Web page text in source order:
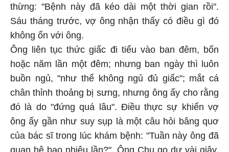
thừng: "Bệnh này đã kéo dài một thời gian rồi".
Sáu tháng trước, vợ ông nhận thấy có điều gì đó
không ổn với ông.
Ông liên tục thức giấc đi tiểu vào ban đêm, bốn
hoặc năm lần một đêm; nhưng ban ngày thì luôn
buồn ngủ, "như thể không ngủ đủ giấc"; mắt cá
chân thỉnh thoảng bị sưng, nhưng ông ấy cho rằng
đó là do "đứng quá lâu". Điều thực sự khiến vợ
ông ấy gần như suy sụp là một câu hỏi bâng quơ
của bác sĩ trong lúc khám bệnh: "Tuần này ông đã